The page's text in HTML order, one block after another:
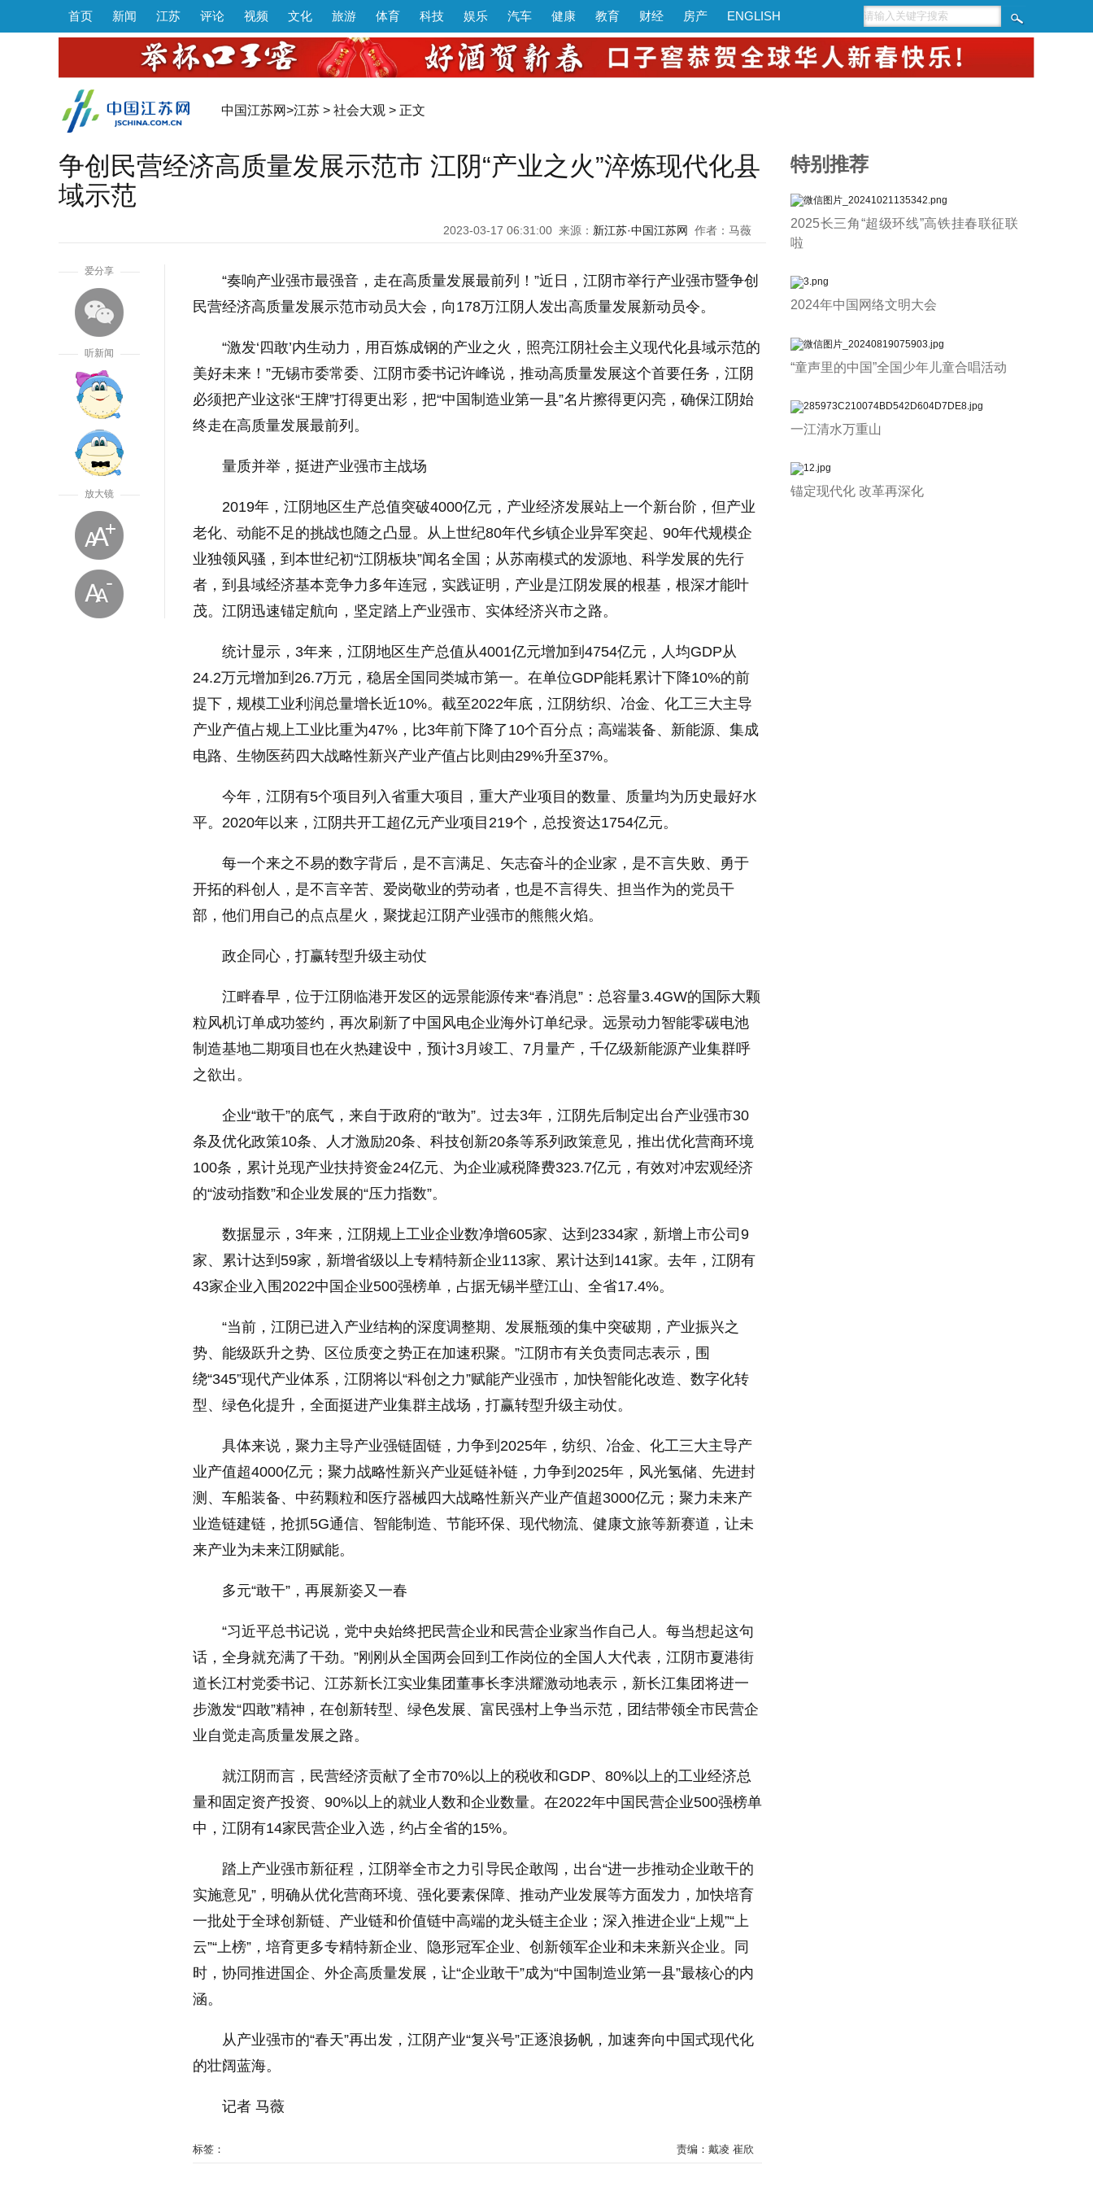
首页 新闻 江苏 评论 视频 文化 旅游 体育 科技 娱乐 汽车 健康 教育 财经 房产 ENGLISH
中国江苏网>江苏 > 社会大观 > 正文
争创民营经济高质量发展示范市 江阴“产业之火”淬炼现代化县
域示范
2023-03-17 06:31:00 来源： 新江苏·中国江苏网 作者：马薇
爱分享
听新闻
放大镜
“奏响产业强市最强音，走在高质量发展最前列！”近日，江阴市举行产业强市暨争创
民营经济高质量发展示范市动员大会，向178万江阴人发出高质量发展新动员令。
“激发‘四敢’内生动力，用百炼成钢的产业之火，照亮江阴社会主义现代化县域示范的
美好未来！”无锡市委常委、江阴市委书记许峰说，推动高质量发展这个首要任务，江阴
必须把产业这张“王牌”打得更出彩，把“中国制造业第一县”名片擦得更闪亮，确保江阴始
终走在高质量发展最前列。
量质并举，挺进产业强市主战场
2019年，江阴地区生产总值突破4000亿元，产业经济发展站上一个新台阶，但产业
老化、动能不足的挑战也随之凸显。从上世纪80年代乡镇企业异军突起、90年代规模企
业独领风骚，到本世纪初“江阴板块”闻名全国；从苏南模式的发源地、科学发展的先行
者，到县域经济基本竞争力多年连冠，实践证明，产业是江阴发展的根基，根深才能叶
茂。江阴迅速锚定航向，坚定踏上产业强市、实体经济兴市之路。
统计显示，3年来，江阴地区生产总值从4001亿元增加到4754亿元，人均GDP从
24.2万元增加到26.7万元，稳居全国同类城市第一。在单位GDP能耗累计下降10%的前
提下，规模工业利润总量增长近10%。截至2022年底，江阴纺织、冶金、化工三大主导
产业产值占规上工业比重为47%，比3年前下降了10个百分点；高端装备、新能源、集成
电路、生物医药四大战略性新兴产业产值占比则由29%升至37%。
今年，江阴有5个项目列入省重大项目，重大产业项目的数量、质量均为历史最好水
平。2020年以来，江阴共开工超亿元产业项目219个，总投资达1754亿元。
每一个来之不易的数字背后，是不言满足、矢志奋斗的企业家，是不言失败、勇于
开拓的科创人，是不言辛苦、爱岗敬业的劳动者，也是不言得失、担当作为的党员干
部，他们用自己的点点星火，聚拢起江阴产业强市的熊熊火焰。
政企同心，打赢转型升级主动仗
江畔春早，位于江阴临港开发区的远景能源传来“春消息”：总容量3.4GW的国际大颗
粒风机订单成功签约，再次刷新了中国风电企业海外订单纪录。远景动力智能零碳电池
制造基地二期项目也在火热建设中，预计3月竣工、7月量产，千亿级新能源产业集群呼
之欲出。
企业“敢干”的底气，来自于政府的“敢为”。过去3年，江阴先后制定出台产业强市30
条及优化政策10条、人才激励20条、科技创新20条等系列政策意见，推出优化营商环境
100条，累计兑现产业扶持资金24亿元、为企业减税降费323.7亿元，有效对冲宏观经济
的“波动指数”和企业发展的“压力指数”。
数据显示，3年来，江阴规上工业企业数净增605家、达到2334家，新增上市公司9
家、累计达到59家，新增省级以上专精特新企业113家、累计达到141家。去年，江阴有
43家企业入围2022中国企业500强榜单，占据无锡半壁江山、全省17.4%。
“当前，江阴已进入产业结构的深度调整期、发展瓶颈的集中突破期，产业振兴之
势、能级跃升之势、区位质变之势正在加速积聚。”江阴市有关负责同志表示，围
绕“345”现代产业体系，江阴将以“科创之力”赋能产业强市，加快智能化改造、数字化转
型、绿色化提升，全面挺进产业集群主战场，打赢转型升级主动仗。
具体来说，聚力主导产业强链固链，力争到2025年，纺织、冶金、化工三大主导产
业产值超4000亿元；聚力战略性新兴产业延链补链，力争到2025年，风光氢储、先进封
测、车船装备、中药颗粒和医疗器械四大战略性新兴产业产值超3000亿元；聚力未来产
业造链建链，抢抓5G通信、智能制造、节能环保、现代物流、健康文旅等新赛道，让未
来产业为未来江阴赋能。
多元“敢干”，再展新姿又一春
“习近平总书记说，党中央始终把民营企业和民营企业家当作自己人。每当想起这句
话，全身就充满了干劲。”刚刚从全国两会回到工作岗位的全国人大代表，江阴市夏港街
道长江村党委书记、江苏新长江实业集团董事长李洪耀激动地表示，新长江集团将进一
步激发“四敢”精神，在创新转型、绿色发展、富民强村上争当示范，团结带领全市民营企
业自觉走高质量发展之路。
就江阴而言，民营经济贡献了全市70%以上的税收和GDP、80%以上的工业经济总
量和固定资产投资、90%以上的就业人数和企业数量。在2022年中国民营企业500强榜单
中，江阴有14家民营企业入选，约占全省的15%。
踏上产业强市新征程，江阴举全市之力引导民企敢闯，出台“进一步推动企业敢干的
实施意见”，明确从优化营商环境、强化要素保障、推动产业发展等方面发力，加快培育
一批处于全球创新链、产业链和价值链中高端的龙头链主企业；深入推进企业“上规”“上
云”“上榜”，培育更多专精特新企业、隐形冠军企业、创新领军企业和未来新兴企业。同
时，协同推进国企、外企高质量发展，让“企业敢干”成为“中国制造业第一县”最核心的内
涵。
从产业强市的“春天”再出发，江阴产业“复兴号”正逐浪扬帆，加速奔向中国式现代化
的壮阔蓝海。
记者 马薇
标签： 责编：戴凌 崔欣
特别推荐
2025长三角“超级环线”高铁挂春联征联
啦
2024年中国网络文明大会
“童声里的中国”全国少年儿童合唱活动
一江清水万重山
锚定现代化 改革再深化